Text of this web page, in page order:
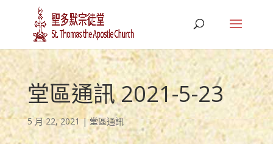
堂區通訊 2021-5-23
5 月 22, 2021|堂區通訊